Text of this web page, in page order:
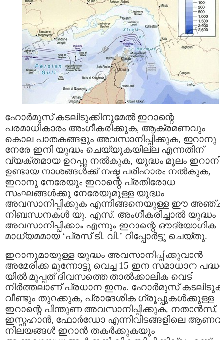
ഹോർമുസ് കടലിടുക്കിനുമേൽ ഇറാന്റെ
പരമാധികാരം അംഗീകരിക്കുക, ആക്രമണവും
കൊല പാതകങ്ങളും അവസാനിപ്പിക്കുക, ഇറാനു
നേരേ ഇനി യുദ്ധം ചെയ്യുകയില്ല എന്നതിന്
വ്യക്തമായ ഉറപ്പു നൽകുക, യുദ്ധം മൂലം
ഉണ്ടായ നാശങ്ങൾക്ക് നഷ്ട പരിഹാരം നൽകുക,
ഇറാനു നേരേയും ഇറാന്റെ പ്രതിരോധ
സംഘങ്ങൾക്കു നേരേയുമുള്ള യുദ്ധം
അവസാനിപ്പിക്കുക എന്നിങ്ങനെയുള്ള ഈ
നിബന്ധനകൾ യു. എസ്. അംഗീകരിച്ചാൽ യുദ്ധം
അവസാനിപ്പിക്കാം എന്നും ഇറാന്റെ ഔദ്യോഗിക
മാധ്യമമായ ‘പ്രസ് ടി. വി.’ റിപ്പോർട്ടു ചെയ്തു.
ഇറാനുമായുള്ള യുദ്ധം അവസാനിപ്പിക്കുവാൻ
അമേരിക്ക മുന്നോട്ടു വെച്ച 15 ഇന സമാധാന
യിൽ മൂപ്പത് ദിവസത്തെ താൽക്കാലിക വെടി
നിർത്തലാണ് പ്രധാന ഇനം. ഹോർമുസ്
വീണ്ടും തുറക്കുക, പ്രാദേശിക ഗ്രൂപ്പുകൾക്കുള്ള
ഇറാന്റെ പിന്തുണ അവസാനിപ്പിക്കുക, നതാൻസ്,
ഇസ്ഫഹാൻ, ഫോർഡോ എന്നിവിടങ്ങളിലെ
നിലയങ്ങൾ ഇറാൻ തകർക്കുകയും